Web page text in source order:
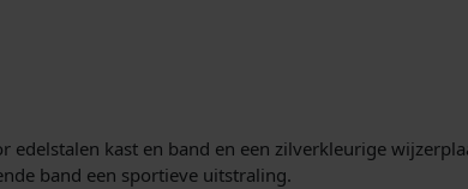
l
edelstalen kast en band en een zilverkleurige
band een sportieve uitstraling.